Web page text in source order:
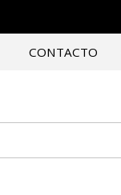
CONTACTO